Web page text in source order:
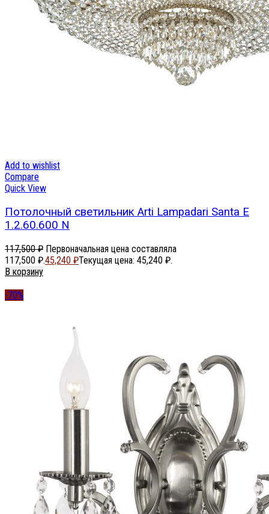
Add to wishlist
Compare
Quick View
Потолочный светильник Arti Lampadari Santa E
1.2.60.600 N
117,500₽ Первоначальная цена составляла
117,500 ₽.45,240 ₽Текущая цена: 45,240 ₽.
В корзину
-70%